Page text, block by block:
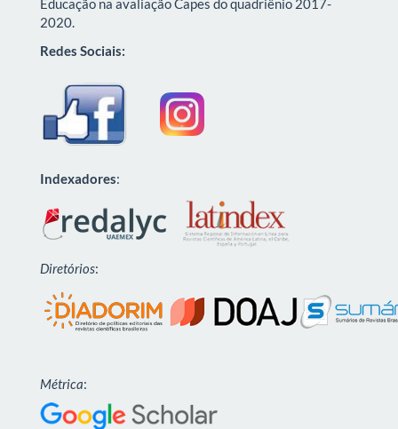
Educação na avaliação Capes do quadriênio 2017-
2020.
Redes Sociais:
Indexadores:
Diretórios:
Métrica: